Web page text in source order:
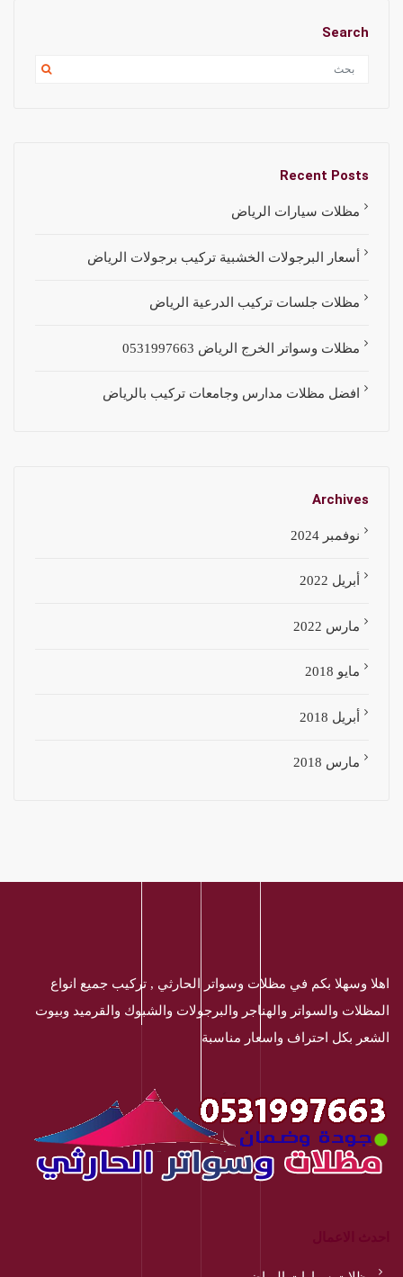
Search
Recent Posts
مظلات سيارات الرياض
أسعار البرجولات الخشبية تركيب برجولات الرياض
مظلات جلسات تركيب الدرعية الرياض
مظلات وسواتر الخرج الرياض 0531997663
افضل مظلات مدارس وجامعات تركيب بالرياض
Archives
نوفمبر 2024
أبريل 2022
مارس 2022
مايو 2018
أبريل 2018
مارس 2018
اهلا وسهلا بكم في مظلات وسواتر الحارثي , تركيب جميع انواع
المظلات والسواتر والهناجر والبرجولات والشبوك والقرميد وبيوت
الشعر بكل احتراف واسعار مناسبة